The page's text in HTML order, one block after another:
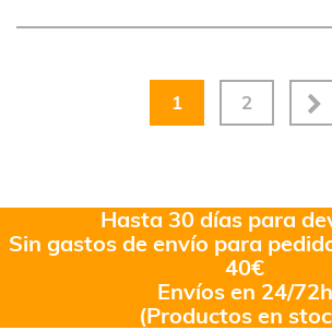
1 2
Hasta 30 días para
Sin gastos de envío para
40€
Envíos en 24/72h
(Productos en